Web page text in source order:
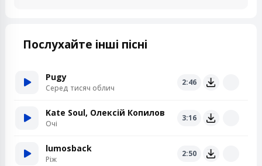
Послухайте інші пісні
Pugy
Серед тисяч облич
2:46
Kate Soul, Олексій Копилов
Очі
3:16
lumosback
Ріж
2:50